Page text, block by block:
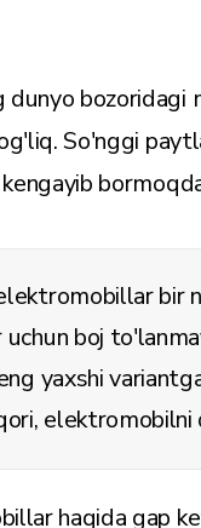
bozoridagi
So'nggi
bir
boj
yaxshi
haqida gap